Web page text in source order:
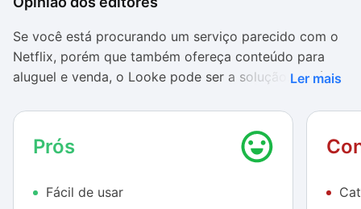
Se você está procurando um serviço parecido com o
Netflix, porém que também ofereça conteúdo para
aluguel e venda, o Looke pode ser a solução. Ele é um
extenso (principalmente para assinantes regulares),
mas traz filmes e séries bem famosos e vale pelo
menos a visita.
Títulos como ER, Chuck, Friends e muitos filmes
Ler mais
Prós
Fácil de usar